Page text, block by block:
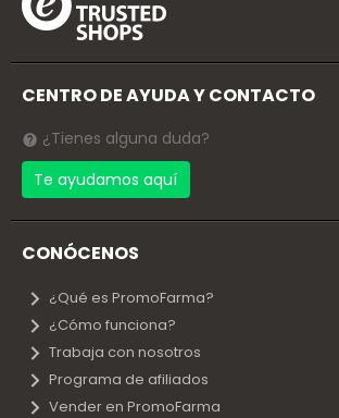
CENTRO DE AYUDA Y CONTACTO
¿Tienes alguna duda?
Te ayudamos aquí
CONÓCENOS
¿Qué es PromoFarma?
¿Cómo funciona?
Trabaja con nosotros
Programa de afiliados
Vender en PromoFarma